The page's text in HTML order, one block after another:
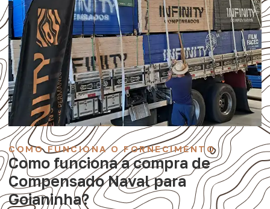
COMO FUNCIONA O FORNECIMENTO
Como funciona a compra de
Compensado Naval para
Goianinha?